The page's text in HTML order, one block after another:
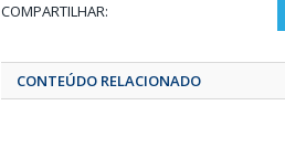
COMPARTILHAR:
CONTEÚDO RELACIONADO